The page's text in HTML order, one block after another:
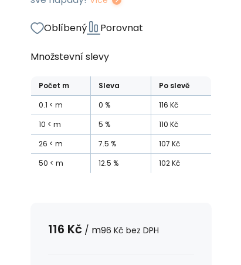
Oblíbený Porovnat
Množstevní slevy
Počet m Sleva
Po slevě
0.1
m 0 % 116 Kč
10
m 5 % 110 Kč
26
m 7.5 % 107 Kč
50
m 12.5 % 102Kč
116 Kč / m96 Kč bez DPH